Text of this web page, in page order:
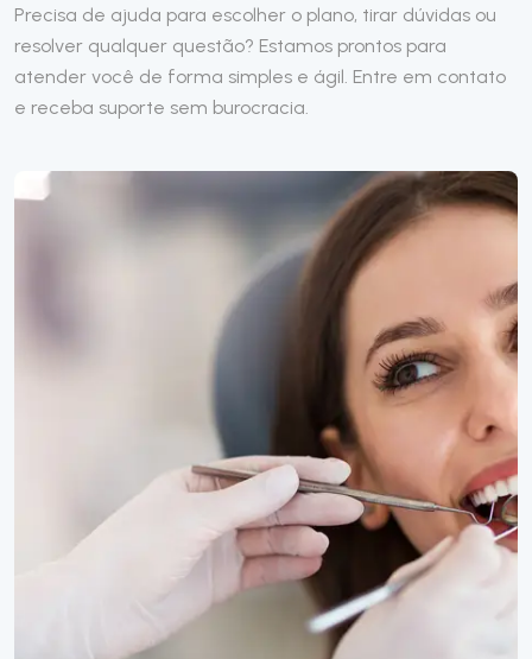
Precisa de ajuda para escolher o plano, tirar dúvidas ou
resolver qualquer questão? Estamos prontos para
atender você de forma simples e ágil. Entre em contato
e receba suporte sem burocracia.